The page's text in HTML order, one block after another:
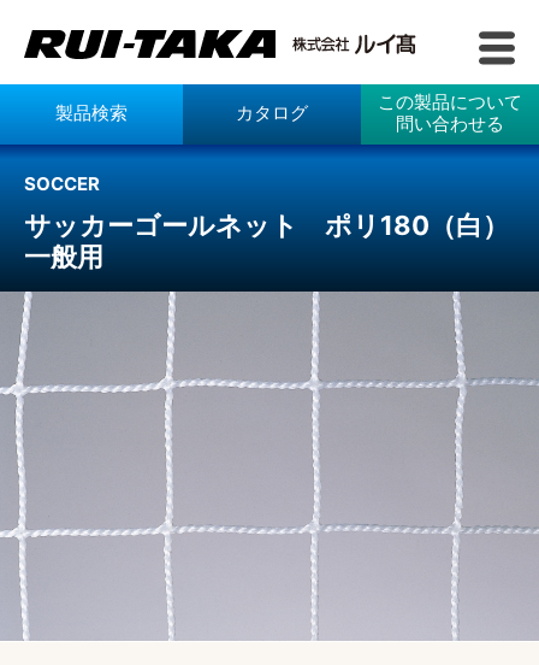
製品検索 カタログ
この製品について
問い合わせる
サッカーゴールネット ポリ180（白）
一般用
SOCCER